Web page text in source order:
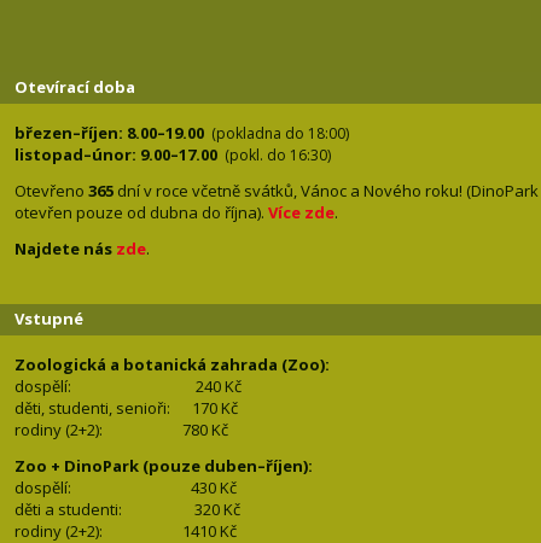
Otevírací doba
březen–říjen: 8.00–19.00 (pokladna do 18:00)
listopad–únor: 9.00–17.00 (pokl. do 16:30)
Otevřeno 365 dní v roce včetně svátků, Vánoc a Nového roku! (DinoPark
otevřen pouze od dubna do října). Více zde.
Najdete nás zde.
Vstupné
Zoologická a botanická zahrada (Zoo):
dospělí:
240 Kč
děti, studenti, senioři: 170 Kč
rodiny (2+2): 780 Kč
Zoo + DinoPark (pouze duben–říjen):
dospělí: 430 Kč
děti a studenti: 320 Kč
rodiny (2+2): 1410 Kč